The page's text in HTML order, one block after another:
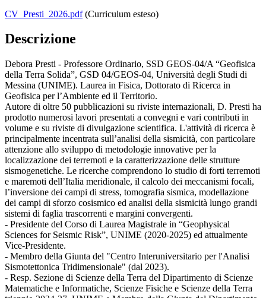
CV_Presti_2026.pdf(Curriculum esteso)
Descrizione
Debora Presti - Professore Ordinario, SSD GEOS-04/A “Geofisica
della Terra Solida”, GSD 04/GEOS-04, Università degli Studi di
Messina (UNIME). Laurea in Fisica, Dottorato di Ricerca in
Geofisica per l’Ambiente ed il Territorio.
Autore di oltre 50 pubblicazioni su riviste internazionali, D. Presti ha
prodotto numerosi lavori presentati a convegni e vari contributi in
volume e su riviste di divulgazione scientifica. L'attività di ricerca è
principalmente incentrata sull’analisi della sismicità, con particolare
attenzione allo sviluppo di metodologie innovative per la
localizzazione dei terremoti e la caratterizzazione delle strutture
sismogenetiche. Le ricerche comprendono lo studio di forti terremoti
e maremoti dell’Italia meridionale, il calcolo dei meccanismi focali,
l’inversione dei campi di stress, tomografia sismica, modellazione
dei campi di sforzo cosismico ed analisi della sismicità lungo grandi
sistemi di faglia trascorrenti e margini convergenti.
- Presidente del Corso di Laurea Magistrale in “Geophysical
Sciences for Seismic Risk”, UNIME (2020-2025) ed attualmente
Vice-Presidente.
- Membro della Giunta del "Centro Interuniversitario per l'Analisi
Sismotettonica Tridimensionale" (dal 2023).
- Resp. Sezione di Scienze della Terra del Dipartimento di Scienze
Matematiche e Informatiche, Scienze Fisiche e Scienze della Terra